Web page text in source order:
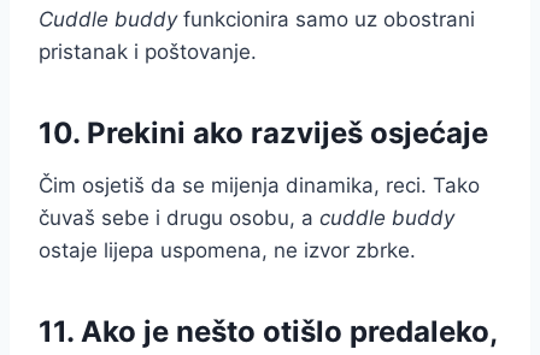
Cuddle buddyfunkcionira samo uz obostrani
pristanak i poštovanje.
10. Prekini ako razviješ osjećaje
Čim osjetiš da se mijenja dinamika, reci. Tako
čuvaš sebe i drugu osobu, a cuddle buddy
ostaje lijepa uspomena, ne izvor zbrke.
11. Ako je nešto otišlo predaleko,